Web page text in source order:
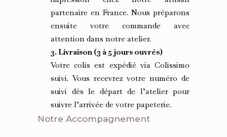
partenaire en France. Nous préparons
ensuite votre commande avec
attention dans notre atelier.
3. Livraison (3 à 5 jours ouvrés)
Votre colis est expédié via Colissimo
suivi. Vous recevrez votre numéro de
suivi dès le départ de l’atelier pour
suivre l’arrivée de votre papeterie.
Notre Accompagnement